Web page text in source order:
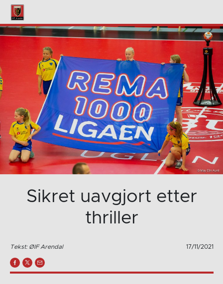
Sikret uavgjort etter
thriller
Tekst: ØIF Arendal 17/11/2021